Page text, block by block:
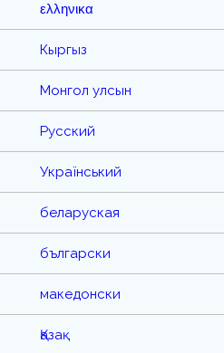
ελληνικα
Кыргыз
Монгол улсын
Русский
Український
беларуская
български
македонски
Қазақ